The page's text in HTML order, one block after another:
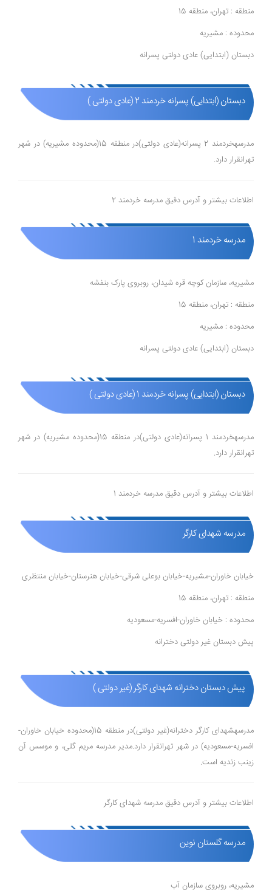
منطقه : تهران، منطقه 15
محدوده : مشیریه
دبستان (ابتدایی) عادی دولتی پسرانه
دبستان (ابتدایی) پسرانه خردمند 2 (عادی دولتی )
مدرسهخردمند 2 پسرانه(عادی دولتی)در منطقه 15(محدوده مشیریه) در شهر
تهرانقرار دارد.
اطلاعات بیشتر و آدرس دقیق مدرسه خردمند 2
مدرسه خردمند 1
مشیریه، سازمان کوچه قره شیدان، روبروی پارک بنفشه
منطقه : تهران، منطقه 15
محدوده : مشیریه
دبستان (ابتدایی) عادی دولتی پسرانه
دبستان (ابتدایی) پسرانه خردمند 1 (عادی دولتی )
مدرسهخردمند 1 پسرانه(عادی دولتی)در منطقه 15(محدوده مشیریه) در شهر
تهرانقرار دارد.
اطلاعات بیشتر و آدرس دقیق مدرسه خردمند 1
مدرسه شهدای کارگر
خیابان خاوران-مشیریه-خیابان بوعلی شرقی-خیابان هنرستان-خیابان منتظری
منطقه : تهران، منطقه 15
محدوده : خیابان خاوران-افسریه-مسعودیه
پیش دبستان غیر دولتی دخترانه
پیش دبستان دخترانه شهدای کارگر (غیر دولتی )
مدرسهشهدای کارگر دخترانه(غیر دولتی)در منطقه 15(محدوده خیابان خاوران-
افسریه-مسعودیه) در شهر تهرانقرار دارد.مدیر مدرسه مریم گلی، و موسس آن
زینب زندیه است.
اطلاعات بیشتر و آدرس دقیق مدرسه شهدای کارگر
مدرسه گلستان نوین
مشیریه، روبروی سازمان آب